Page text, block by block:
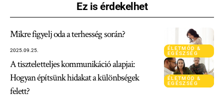
Ez is érdekelhet
ÉLETMÓD &
EGÉSZSÉG
Mikre figyelj oda a terhesség során?
2025.09.25.
ÉLETMÓD &
EGÉSZSÉG
A tiszteletteljes kommunikáció alapjai:
Hogyan építsünk hidakat a különbségek
felett?